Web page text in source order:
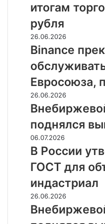
рублей
по
итогам
торгов
упал
до
11,18
рубля
итогам
рубля
Binance
прекратит
обслуживать
клиентов
из
Евросоюза,
пишут
СМИ
26.06.2026
Binance
Евросоюза,
Внебиржевой
курс
доллара
поднялся
выше
79
рублей
26.06.2026
поднялся
В
России
утвердили
новый
ГОСТ
для
объектов
лайт-
06.07.2026
В России
ГОСТ для
индастриал
Внебиржевой
курс
доллара
26.06.2026